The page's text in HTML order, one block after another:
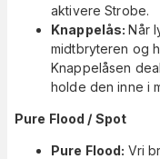
aktivere Strobe.
Knappelås:Når
midtbryteren og
Knappelåsen
holde den inne i
Pure Flood / Spot
Pure Flood: Vri